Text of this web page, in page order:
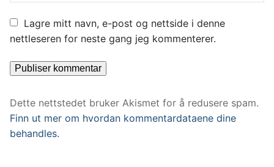
Lagre mitt navn, e-post og nettside i denne
nettleseren for neste gang jeg kommenterer.
Dette nettstedet bruker Akismet for å redusere spam.
Finn ut mer om hvordan kommentardataene dine
behandles.